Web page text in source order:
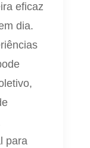
eficaz
dia.
para